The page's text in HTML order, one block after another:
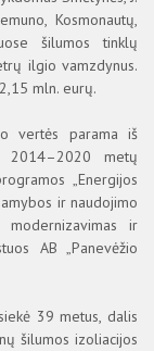
Kosmonautų,
šilumos tinklų
ilgio vamzdynus.
mln. eurų.
vertės parama iš
2014–2020 metų
„Energijos
ir naudojimo
modernizavimas ir
AB „Panevėžio
39 metus, dalis
šilumos izoliacijos